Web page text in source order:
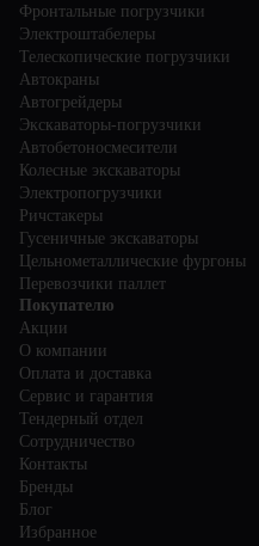
Фронтальные погрузчики
Электроштабелеры
Телескопические погрузчики
Автокраны
Автогрейдеры
Экскаваторы-погрузчики
Автобетоносмесители
Колесные экскаваторы
Электропогрузчики
Ричстакеры
Гусеничные экскаваторы
Цельнометаллические фургоны
Перевозчики паллет
Покупателю
Акции
О компании
Оплата и доставка
Сервис и гарантия
Тендерный отдел
Сотрудничество
Контакты
Бренды
Блог
Избранное